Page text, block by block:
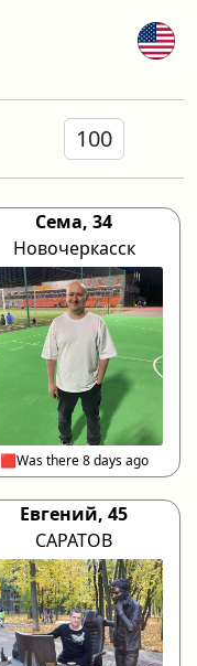
Сема, 34
Новочеркасск
🟥Was there 8 days ago
Евгений, 45
САРАТОВ